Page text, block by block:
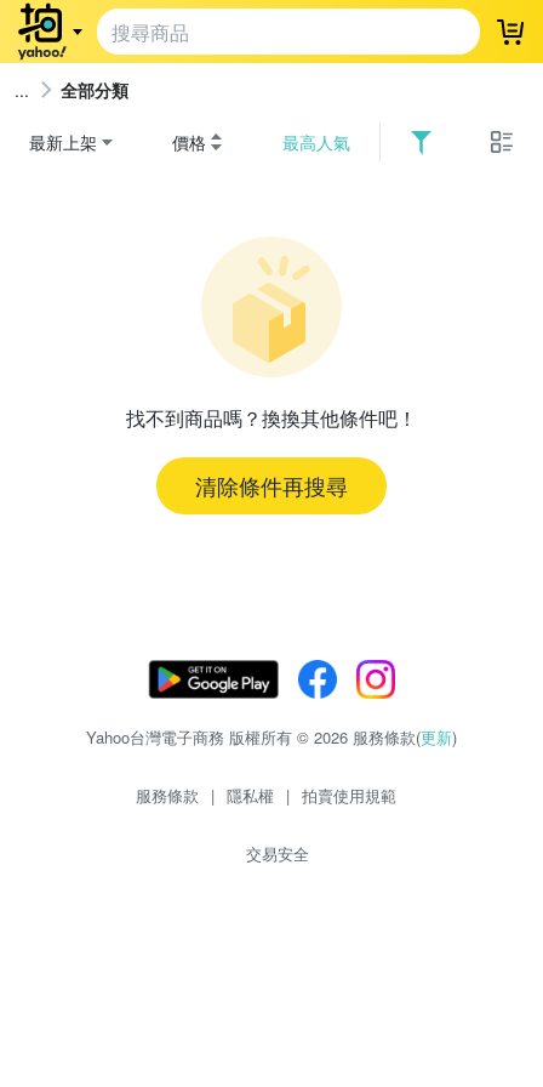
登
全部分類
最新上架 價格 最高人氣
找不到商品嗎？換換其他條件吧！
清除條件再搜尋
Yahoo台灣電子商務 版權所有 © 2026 服務條款(更新)
服務條款 | 隱私權 | 拍賣使用規範
交易安全